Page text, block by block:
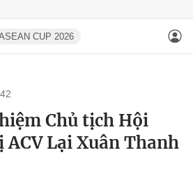
CUP 2026
Chủ tịch Hội
Lại Xuân Thanh